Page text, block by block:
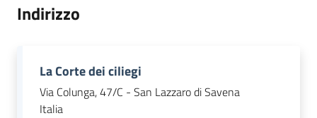
Indirizzo
La Corte dei ciliegi
Via Colunga, 47/C - San Lazzaro di Savena
Italia